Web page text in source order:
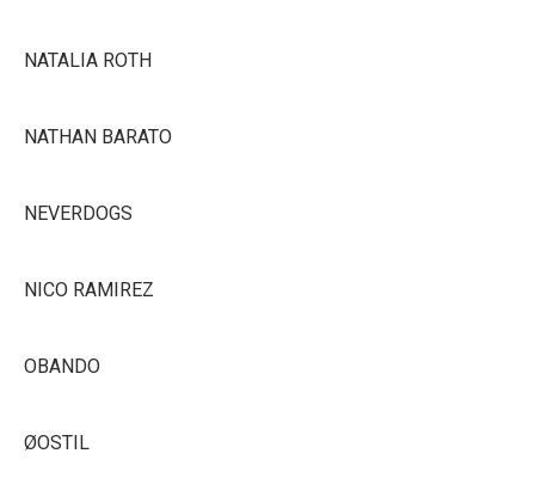
NATALIA ROTH
NATHAN BARATO
NEVERDOGS
NICO RAMIREZ
OBANDO
ØOSTIL